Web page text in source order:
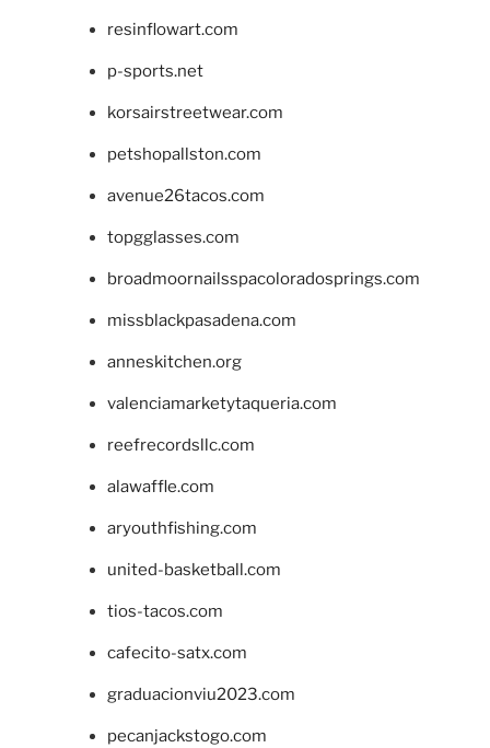
resinflowart.com
p-sports.net
korsairstreetwear.com
petshopallston.com
avenue26tacos.com
topgglasses.com
broadmoornailsspacoloradosprings.com
missblackpasadena.com
anneskitchen.org
valenciamarketytaqueria.com
reefrecordsllc.com
alawaffle.com
aryouthfishing.com
united-basketball.com
tios-tacos.com
cafecito-satx.com
graduacionviu2023.com
pecanjackstogo.com